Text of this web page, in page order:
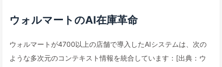
ウォルマートのAI在庫革命
ウォルマートが4700以上の店舗で導入したAIシステムは、次の
ような多次元のコンテキスト情報を統合しています：[出典：ウ